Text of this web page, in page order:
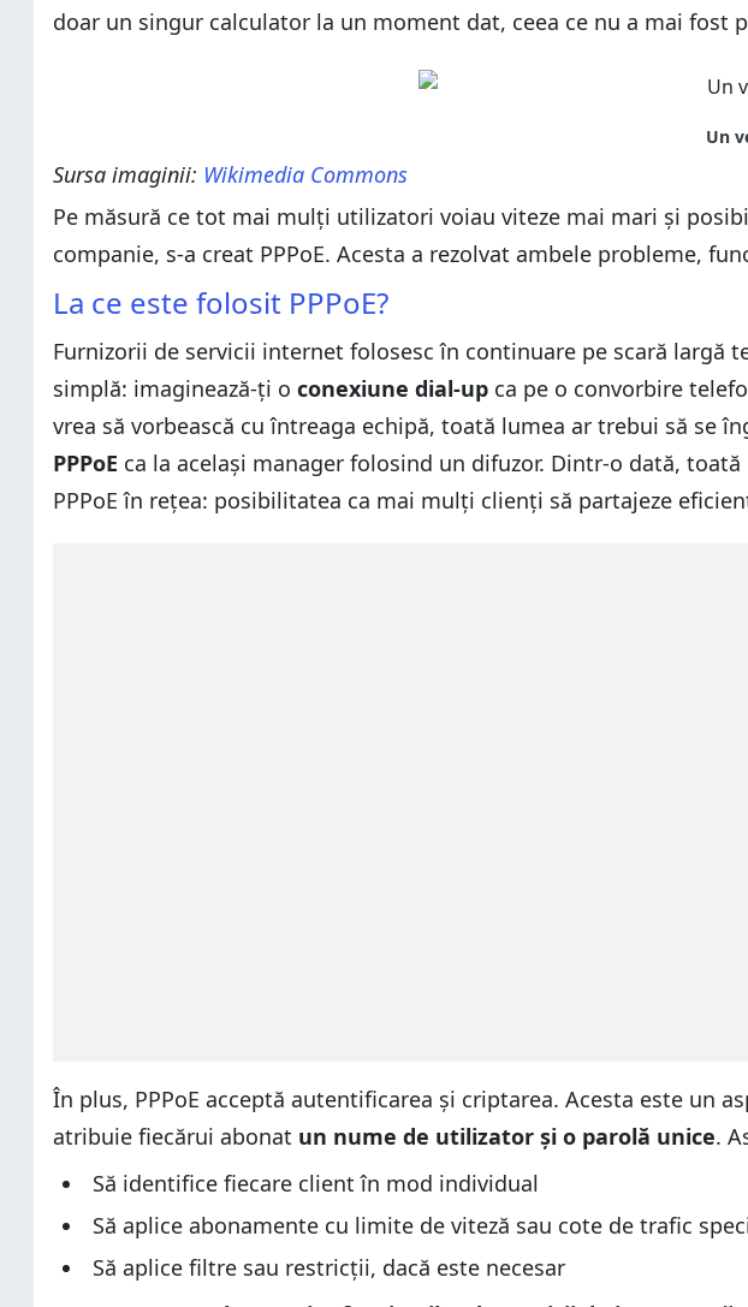
doar un singur calculator la un moment dat, ceea ce nu a mai
Sursa imaginii: Wikimedia Commons
Pe măsură ce tot mai mulți utilizatori voiau viteze mai mari și
companie, s-a creat PPPoE. Acesta a rezolvat ambele probleme,
La ce este folosit PPPoE?
Furnizorii de servicii internet folosesc în continuare pe scară largă
simplă: imaginează-ți o conexiune dial-up ca pe o convorbire
vrea să vorbească cu întreaga echipă, toată lumea ar trebui să se
PPPoE ca la același manager folosind un difuzor. Dintr-o dată,
PPPoE în rețea: posibilitatea ca mai mulți clienți să partajeze
În plus, PPPoE acceptă autentificarea și criptarea. Acesta este un
atribuie fiecărui abonat un nume de utilizator și o parolă unice.
Să identifice fiecare client în mod individual
Să aplice abonamente cu limite de viteză sau cote de trafic
Să aplice filtre sau restricții, dacă este necesar